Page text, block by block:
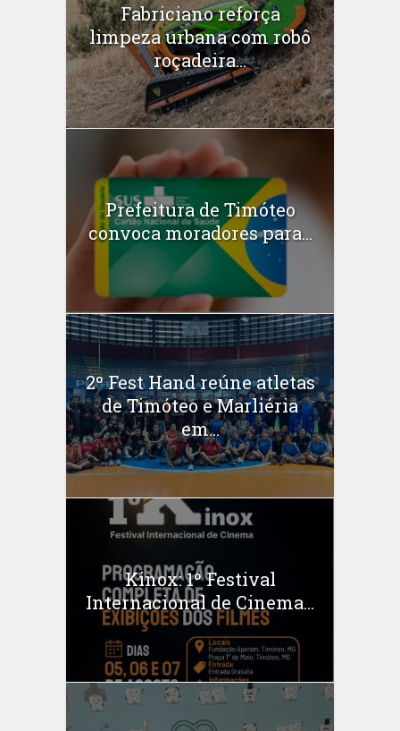
Fabriciano reforça
limpeza urbana com robô
roçadeira...
Prefeitura de Timóteo
convoca moradores para...
2º Fest Hand reúne atletas
de Timóteo e Marliéria
em...
Kinox: 1º Festival
Internacional de Cinema...